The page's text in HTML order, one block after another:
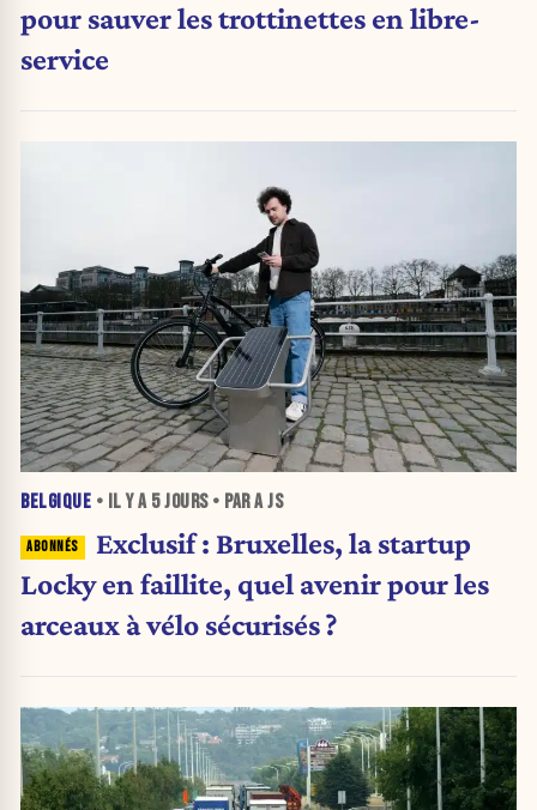
pour sauver les trottinettes en libre-
service
BELGIQUE • IL Y A 5 JOURS• PAR A JS
Exclusif : Bruxelles, la startup
Locky en faillite, quel avenir pour les
arceaux à vélo sécurisés ?